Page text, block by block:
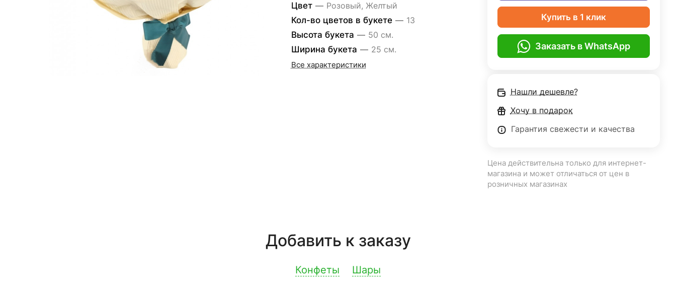
Цвет — Розовый, Желтый
Кол-во цветов в букете — 13
Высота букета — 50 см.
Ширина букета — 25 см.
Все характеристики
Купить в 1 клик
Заказать в WhatsApp
Нашли дешевле?
Хочу в подарок
Гарантия свежести и качества
Цена действительна только для интернет-
магазина и может отличаться от цен в
розничных магазинах
Добавить к заказу
Конфеты Шары